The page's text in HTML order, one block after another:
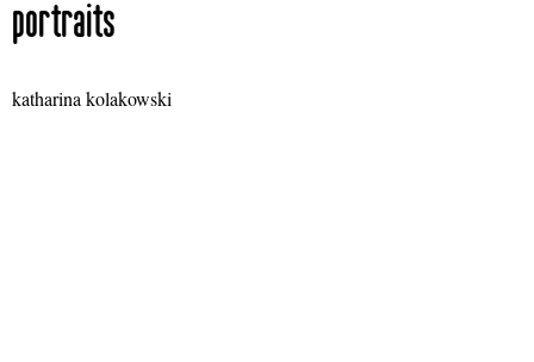
portraits
katharina kolakowski